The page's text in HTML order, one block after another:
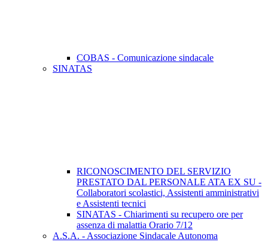
COBAS - Comunicazione sindacale
SINATAS
RICONOSCIMENTO DEL SERVIZIO
PRESTATO DAL PERSONALE ATA EX SU -
Collaboratori scolastici, Assistenti amministrativi
e Assistenti tecnici
SINATAS - Chiarimenti su recupero ore per
assenza di malattia Orario 7/12
A.S.A. - Associazione Sindacale Autonoma